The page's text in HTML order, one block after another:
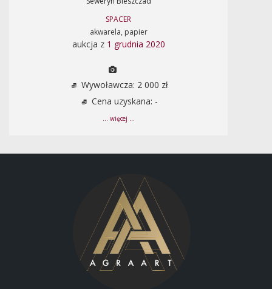
SPACER
akwarela, papier
aukcja z 1 grudnia 2020
Wywoławcza: 2 000 zł
Cena uzyskana: -
... więcej ...